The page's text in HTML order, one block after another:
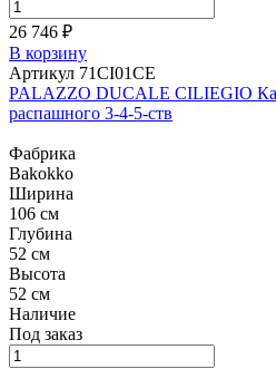
26 746 ₽
В корзину
Артикул 71CI01CE
PALAZZO DUCALE CILIEGIO
распашного 3-4-5-ств
Фабрика
Bakokko
Ширина
106 см
Глубина
52 см
Высота
52 см
Наличие
Под заказ